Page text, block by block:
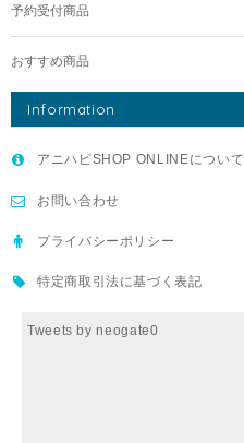
予約受付商品
おすすめ商品
Information
アニハピSHOP ONLINEについて
お問い合わせ
プライバシーポリシー
特定商取引法に基づく表記
Tweets by neogate0